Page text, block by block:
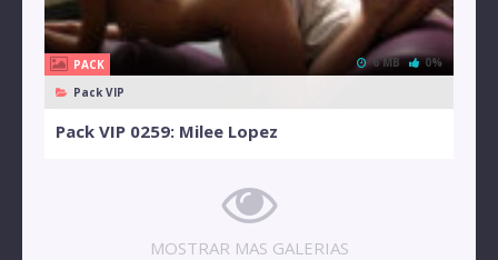
PACK
Pack VIP
6 MB 0%
Pack VIP 0259: Milee Lopez
MOSTRAR MAS GALERIAS